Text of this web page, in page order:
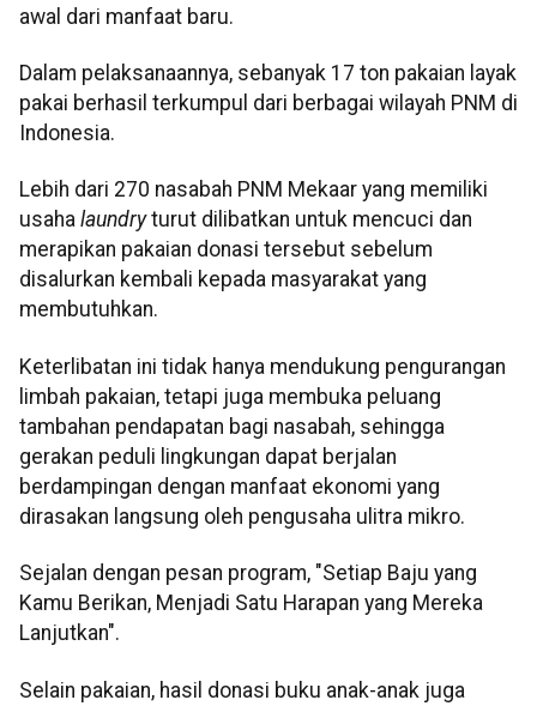
awal dari manfaat baru.
Dalam pelaksanaannya, sebanyak 17 ton pakaian layak
pakai berhasil terkumpul dari berbagai wilayah PNM di
Indonesia.
Lebih dari 270 nasabah PNM Mekaar yang memiliki
usaha laundryturut dilibatkan untuk mencuci dan
merapikan pakaian donasi tersebut sebelum
disalurkan kembali kepada masyarakat yang
membutuhkan.
Keterlibatan ini tidak hanya mendukung pengurangan
limbah pakaian, tetapi juga membuka peluang
tambahan pendapatan bagi nasabah, sehingga
gerakan peduli lingkungan dapat berjalan
berdampingan dengan manfaat ekonomi yang
dirasakan langsung oleh pengusaha ulitra mikro.
Sejalan dengan pesan program, "Setiap Baju yang
Kamu Berikan, Menjadi Satu Harapan yang Mereka
Lanjutkan".
Selain pakaian, hasil donasi buku anak-anak juga